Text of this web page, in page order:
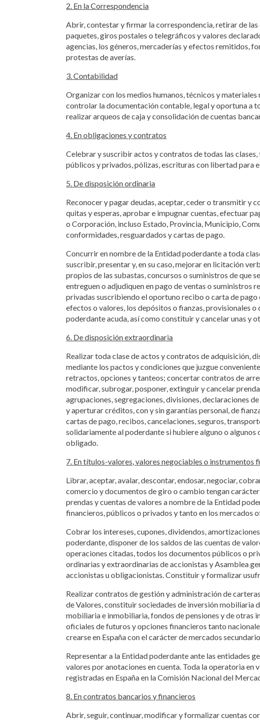
2. En la Correspondencia
Abrir, contestar y firmar la correspondencia, retirar de
paquetes, giros postales o telegráficos y valores
agencias, los géneros, mercaderías y efectos remitidos,
protestas de averías.
3. Contabilidad
Organizar con los medios humanos, técnicos y
controlar la documentación contable, legal y oportuna a
realizar arqueos de caja y consolidación de cuentas
4. En obligaciones y contratos
Celebrar y suscribir actos y contratos de todas las
públicos y privados, pólizas, escrituras con libertad para
5. De disposición ordinaria
Reconocer y pagar deudas, aceptar, ceder o transmitir
quitas y esperas, aprobar e impugnar cuentas, efectuar
o Corporación, incluso Estado, Provincia, Municipio,
conformidades, resguardados y cartas de pago.
Concurrir en nombre de la Entidad poderdante a toda
suscribir, presentar y, en su caso, mejorar en licitación
propios de las subastas, concursos o suministros de que
entreguen o adjudiquen en pago de ventas o suministros
privadas suscribiendo el oportuno recibo o carta de
efectos o valores, los depósitos o fianzas, provisionales
poderdante acuda, así como constituir y cancelar unas y
6. De disposición extraordinaria
Realizar toda clase de actos y contratos de adquisición,
mediante los pactos y condiciones que juzgue
retractos, opciones y tanteos; concertar contratos de
modificar, subrogar, posponer, extinguir y cancelar
agrupaciones, segregaciones, divisiones, declaraciones
y aperturar créditos, con y sin garantías personal, de
cartas de pago, recibos, cancelaciones, seguros,
solidariamente al poderdante si hubiere alguno o
obligado.
7. En títulos-valores, valores negociables o instrumentos
Librar, aceptar, avalar, descontar, endosar, negociar,
comercio y documentos de giro o cambio tengan
prendas y cuentas de valores a nombre de la Entidad
financieros, públicos o privados y tanto en los mercados
Cobrar los intereses, cupones, dividendos,
poderdante, disponer de los saldos de las cuentas de
operaciones citadas, todos los documentos públicos o
ordinarias y extraordinarias de accionistas y Asamblea
accionistas u obligacionistas. Constituir y formalizar
Realizar contratos de gestión y administración de
de Valores, constituir sociedades de inversión
mobiliaria e inmobiliaria, fondos de pensiones y de otras
oficiales de futuros y opciones financieros tanto
crearse en España con el carácter de mercados
Representar a la Entidad poderdante ante las entidades
valores por anotaciones en cuenta. Toda la operatoria
registradas en España en la Comisión Nacional del
8. En contratos bancarios y financieros
Abrir, seguir, continuar, modificar y formalizar cuentas